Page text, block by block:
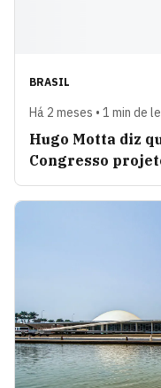
BRASIL
Há 2 meses • 1 min de
Hugo Motta diz
Congresso